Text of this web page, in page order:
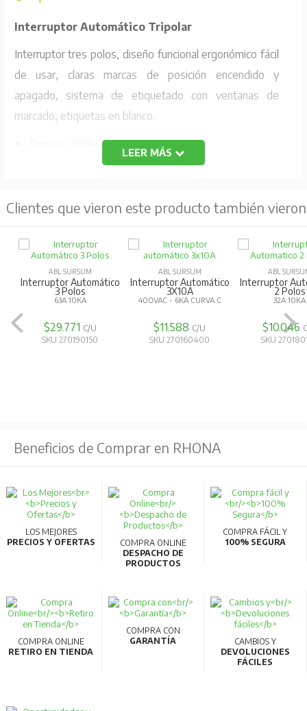
Interruptor Automático Tripolar
Interruptor tres polos, diseño funcional ergonómico fácil
de usar, claras marcas de posición encendido y
apagado, sistema de etiquetado con ventanas de
marcado, etiquetas en blanco.
Tensión: 230/400V AC
Corriente Max: 3x32A/ 6KA
Código Fabricante: C32S3
LEER MÁS
Clientes que vieron este producto también vieron
ABL SURSUM
Interruptor Automático
3 Polos
63A 10KA
$29.771 C/U
SKU 270190150
ABL SURSUM
Interruptor Automático
3X10A
400VAC - 6KA CURVA C
$11.588 C/U
SKU 270160400
ABL
Interruptor
2 Polos
32A 10KA
$10.046
SKU
Beneficios de Comprar en RHONA
LOS MEJORES
PRECIOS Y OFERTAS
COMPRA ONLINE
DESPACHO DE
PRODUCTOS
COMPRA FÁCIL Y
100% SEGURA
COMPRA ONLINE
RETIRO EN TIENDA
COMPRA CON
GARANTÍA
CAMBIOS Y
DEVOLUCIONES
FÁCILES